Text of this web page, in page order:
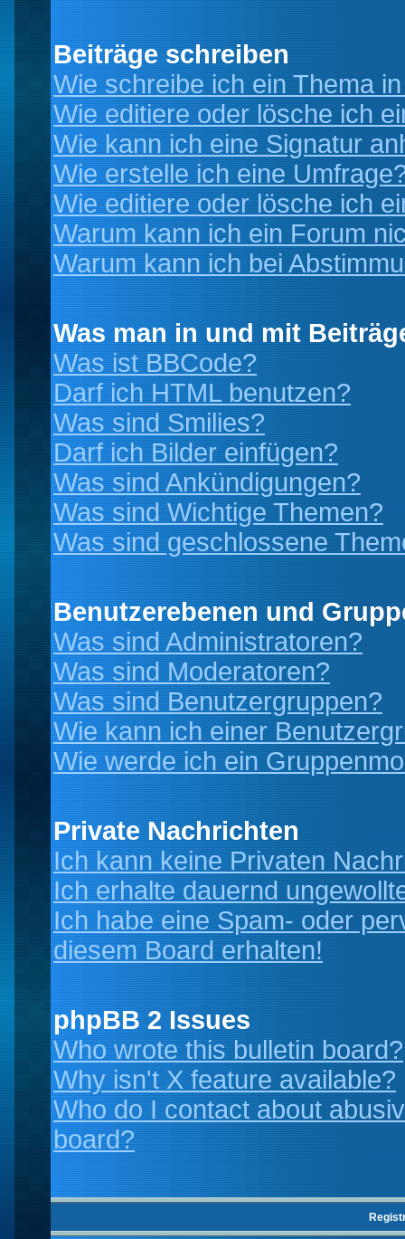
Beiträge schreiben
Wie schreibe ich ein Thema
Wie editiere oder lösche ich
Wie kann ich eine Signatur
Wie erstelle ich eine
Wie editiere oder lösche ich
Warum kann ich ein Forum
Warum kann ich bei
Was man in und mit
Was ist BBCode?
Darf ich HTML benutzen?
Was sind Smilies?
Darf ich Bilder einfügen?
Was sind Ankündigungen?
Was sind Wichtige Themen?
Was sind geschlossene
Benutzerebenen und
Was sind Administratoren?
Was sind Moderatoren?
Was sind Benutzergruppen?
Wie kann ich einer
Wie werde ich ein
Private Nachrichten
Ich kann keine Privaten
Ich erhalte dauernd
Ich habe eine Spam- oder
diesem Board erhalten!
phpBB 2 Issues
Who wrote this bulletin board?
Why isn't X feature available?
Who do I contact about
board?